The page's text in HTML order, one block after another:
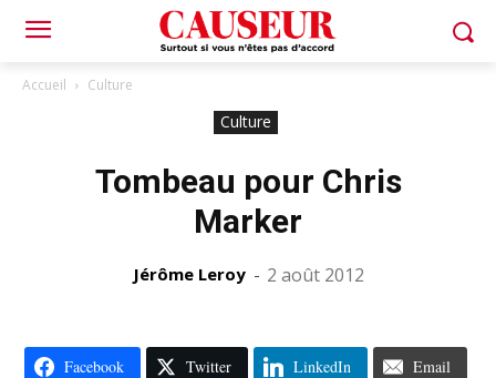
Accueil Culture
Culture
Tombeau pour Chris
Marker
Jérôme Leroy - 2 août 2012
Facebook Twitter LinkedIn Email